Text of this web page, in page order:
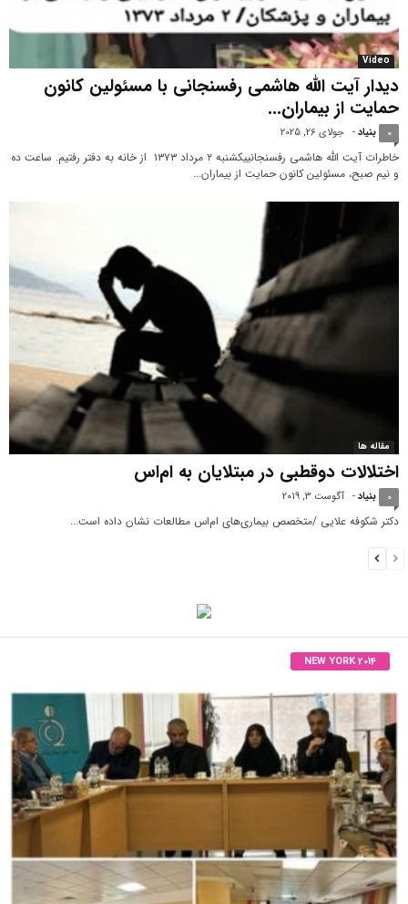
Video
دیدار آیت الله هاشمی رفسنجانی با مسئولین کانون
حمایت از بیماران...
بنیاد - جولای 26, 2025 0
خاطرات آیت الله هاشمی رفسنجانیيكشنبه ۲ مرداد ۱۳۷۳ از خانه به دفتر رفتيم. ساعت ده
و نیم صبح، مسئولین كانون حمايت از بيماران...
مقاله ها
اختلالات دوقطبی در مبتلایان به ام‌اس
بنیاد - آگوست 3, 2019 0
دکتر شکوفه علایی /متخصص بیماری‌های ام‌اس مطالعات نشان داده است...
NEW YORK 2014